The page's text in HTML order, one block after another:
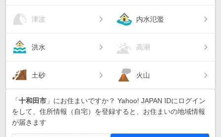
津波 内水氾濫
洪水 高潮
土砂 火山
「十和田市 」にお住まいですか？ Yahoo! JAPAN IDにログイン
をして、住所情報（自宅）を登録すると、お住まいの地域情報
が届きます